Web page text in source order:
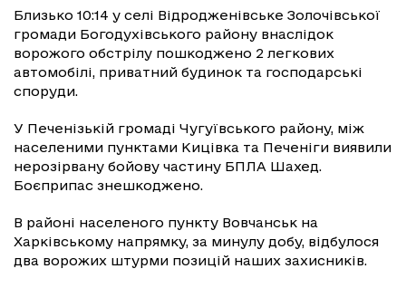
Близько 10:14 у селі Відродженівське Золочівської
громади Богодухівського району внаслідок
ворожого обстрілу пошкоджено 2 легкових
автомобілі, приватний будинок та господарські
споруди.
У Печенізькій громаді Чугуївського району, між
населеними пунктами Кицівка та Печеніги виявили
нерозірвану бойову частину БПЛА Шахед.
Боєприпас знешкоджено.
В районі населеного пункту Вовчанськ на
Харківському напрямку, за минулу добу, відбулося
два ворожих штурми позицій наших захисників.